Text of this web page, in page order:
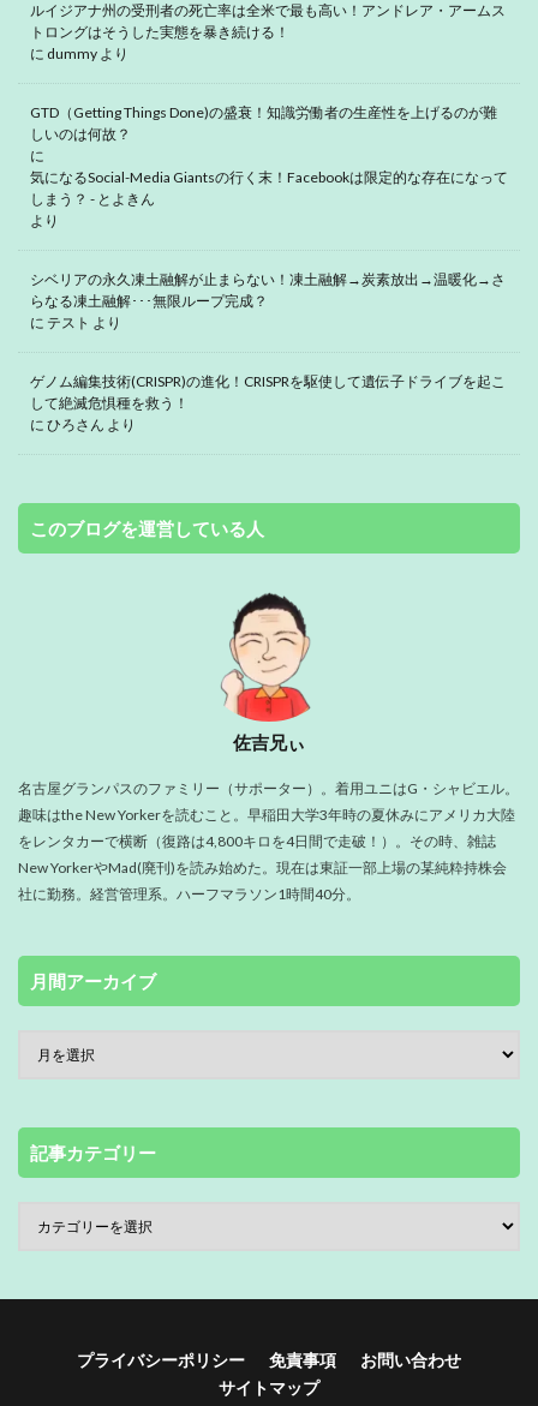
ルイジアナ州の受刑者の死亡率は全米で最も高い！アンドレア・アームス
トロングはそうした実態を暴き続ける！
に dummy より
GTD（Getting Things Done)の盛衰！知識労働者の生産性を上げるのが難
しいのは何故？
に
気になるSocial-Media Giantsの行く末！Facebookは限定的な存在になって
しまう？ - とよきん
より
シベリアの永久凍土融解が止まらない！凍土融解→炭素放出→温暖化→さ
らなる凍土融解･･･無限ループ完成？
に テスト より
ゲノム編集技術(CRISPR)の進化！CRISPRを駆使して遺伝子ドライブを起こ
して絶滅危惧種を救う！
に ひろさん より
このブログを運営している人
佐吉兄ぃ
名古屋グランパスのファミリー（サポーター）。着用ユニはG・シャビエル。
趣味はthe New Yorkerを読むこと。早稲田大学3年時の夏休みにアメリカ大陸
をレンタカーで横断（復路は4,800キロを4日間で走破！）。その時、雑誌
New YorkerやMad(廃刊)を読み始めた。現在は東証一部上場の某純粋持株会
社に勤務。経営管理系。ハーフマラソン1時間40分。
月間アーカイブ
記事カテゴリー
プライバシーポリシー 免責事項
お問い合わせ
サイトマップ